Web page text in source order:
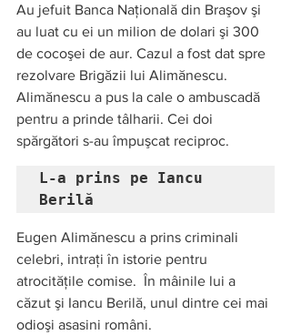
Au jefuit Banca Naţională din Braşov şi
au luat cu ei un milion de dolari şi 300
de cocoşei de aur. Cazul a fost dat spre
rezolvare Brigăzii lui Alimănescu.
Alimănescu a pus la cale o ambuscadă
pentru a prinde tâlharii. Cei doi
spărgători s-au împuşcat reciproc.
L-a prins pe Iancu
Berilă
Eugen Alimănescu a prins criminali
celebri, intraţi în istorie pentru
atrocităţile comise.  În mâinile lui a
căzut şi Iancu Berilă, unul dintre cei mai
odioşi asasini români.